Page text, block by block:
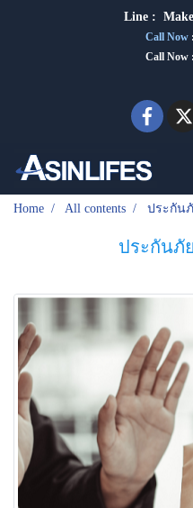
Line :
Call Now :
Call Now
Home All contents ประกัน
ประกันภั